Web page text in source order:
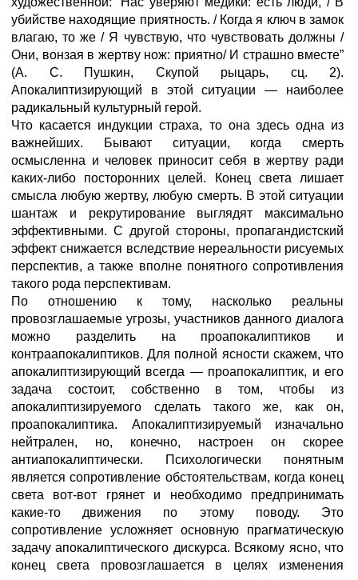
убийстве находящие приятность. / Когда я ключ в замок
влагаю, то же / Я чувствую, что чувствовать должны /
Они, вонзая в жертву нож: приятно/ И страшно вместе”
(А. С. Пушкин, Скупой рыцарь, сц. 2).
Апокалиптизирующий в этой ситуации — наиболее
радикальный культурный герой.
Что касается индукции страха, то она здесь одна из
важнейших. Бывают ситуации, когда смерть
осмысленна и человек приносит себя в жертву ради
каких-либо посторонних целей. Конец света лишает
смысла любую жертву, любую смерть. В этой ситуации
шантаж и рекрутирование выглядят максимально
эффективными. С другой стороны, пропагандистский
эффект снижается вследствие нереальности рисуемых
перспектив, а также вполне понятного сопротивления
такого рода перспективам.
По отношению к тому, насколько реальны
провозглашаемые угрозы, участников данного диалога
можно разделить на проапокалиптиков и
контраапокалиптиков. Для полной ясности скажем, что
апокалиптизирующий всегда — проапокалиптик, и его
задача состоит, собственно в том, чтобы из
апокалиптизируемого сделать такого же, как он,
проапокалиптика. Апокалиптизируемый изначально
нейтрален, но, конечно, настроен он скорее
антиапокалиптически. Психологически понятным
является сопротивление обстоятельствам, когда конец
света вот-вот грянет и необходимо предпринимать
какие-то движения по этому поводу. Это
сопротивление усложняет основную прагматическую
задачу апокалиптического дискурса. Всякому ясно, что
конец света провозглашается в целях изменения